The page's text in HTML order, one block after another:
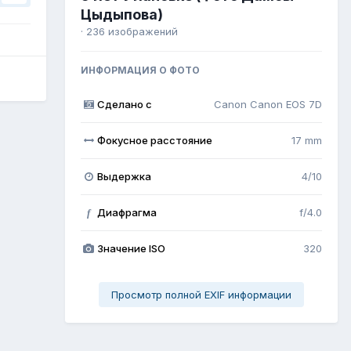
Цыдыпова)
· 236 изображений
ИНФОРМАЦИЯ О ФОТО
Сделано с Canon Canon EOS 7D
Фокусное расстояние 17 mm
Выдержка 4/10
f Диафрагма f/4.0
Значение ISO 320
Просмотр полной EXIF информации